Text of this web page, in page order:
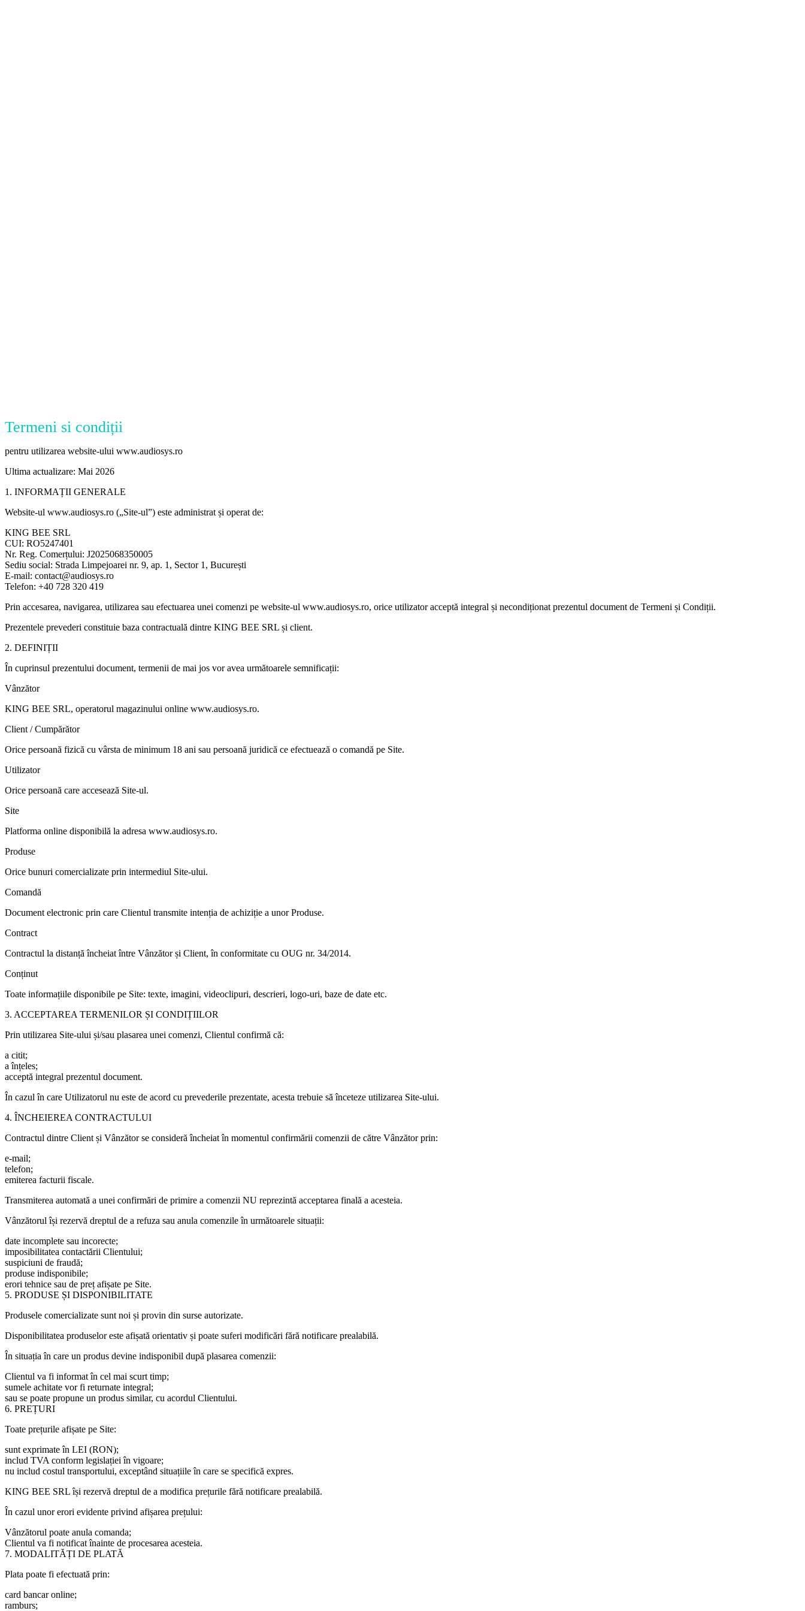
Termeni si condiții
pentru utilizarea website-ului www.audiosys.ro
Ultima actualizare: Mai 2026
1. INFORMAȚII GENERALE
Website-ul www.audiosys.ro („Site-ul”) este administrat și operat de:
KING BEE SRL
CUI: RO5247401
Nr. Reg. Comerțului: J2025068350005
Sediu social: Strada Limpejoarei nr. 9, ap. 1, Sector 1, București
E-mail: contact@audiosys.ro
Telefon: +40 728 320 419
Prin accesarea, navigarea, utilizarea sau efectuarea unei comenzi pe website-ul www.audiosys.ro, orice utilizator acceptă integral și necondiționat prezentul document de Termeni și Condiții.
Prezentele prevederi constituie baza contractuală dintre KING BEE SRL și client.
2. DEFINIȚII
În cuprinsul prezentului document, termenii de mai jos vor avea următoarele semnificații:
Vânzător
KING BEE SRL, operatorul magazinului online www.audiosys.ro.
Client / Cumpărător
Orice persoană fizică cu vârsta de minimum 18 ani sau persoană juridică ce efectuează o comandă pe Site.
Utilizator
Orice persoană care accesează Site-ul.
Site
Platforma online disponibilă la adresa www.audiosys.ro.
Produse
Orice bunuri comercializate prin intermediul Site-ului.
Comandă
Document electronic prin care Clientul transmite intenția de achiziție a unor Produse.
Contract
Contractul la distanță încheiat între Vânzător și Client, în conformitate cu OUG nr. 34/2014.
Conținut
Toate informațiile disponibile pe Site: texte, imagini, videoclipuri, descrieri, logo-uri, baze de date etc.
3. ACCEPTAREA TERMENILOR ȘI CONDIȚIILOR
Prin utilizarea Site-ului și/sau plasarea unei comenzi, Clientul confirmă că:
a citit;
a înțeles;
acceptă integral prezentul document.
În cazul în care Utilizatorul nu este de acord cu prevederile prezentate, acesta trebuie să înceteze utilizarea Site-ului.
4. ÎNCHEIEREA CONTRACTULUI
Contractul dintre Client și Vânzător se consideră încheiat în momentul confirmării comenzii de către Vânzător prin:
e-mail;
telefon;
emiterea facturii fiscale.
Transmiterea automată a unei confirmări de primire a comenzii NU reprezintă acceptarea finală a acesteia.
Vânzătorul își rezervă dreptul de a refuza sau anula comenzile în următoarele situații:
date incomplete sau incorecte;
imposibilitatea contactării Clientului;
suspiciuni de fraudă;
produse indisponibile;
erori tehnice sau de preț afișate pe Site.
5. PRODUSE ȘI DISPONIBILITATE
Produsele comercializate sunt noi și provin din surse autorizate.
Disponibilitatea produselor este afișată orientativ și poate suferi modificări fără notificare prealabilă.
În situația în care un produs devine indisponibil după plasarea comenzii:
Clientul va fi informat în cel mai scurt timp;
sumele achitate vor fi returnate integral;
sau se poate propune un produs similar, cu acordul Clientului.
6. PREȚURI
Toate prețurile afișate pe Site:
sunt exprimate în LEI (RON);
includ TVA conform legislației în vigoare;
nu includ costul transportului, exceptând situațiile în care se specifică expres.
KING BEE SRL își rezervă dreptul de a modifica prețurile fără notificare prealabilă.
În cazul unor erori evidente privind afișarea prețului:
Vânzătorul poate anula comanda;
Clientul va fi notificat înainte de procesarea acesteia.
7. MODALITĂȚI DE PLATĂ
Plata poate fi efectuată prin:
card bancar online;
ramburs;